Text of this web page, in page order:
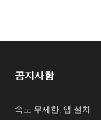
공지사항
속도 무제한, 앱 설치 …